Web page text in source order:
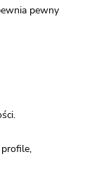
pewny
profile,